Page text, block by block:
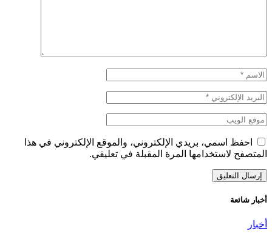
احفظ اسمي، بريدي الإلكتروني، والموقع الإلكتروني في هذا
المتصفح لاستخدامها المرة المقبلة في تعليقي.
أخبار شائعة
أخبار